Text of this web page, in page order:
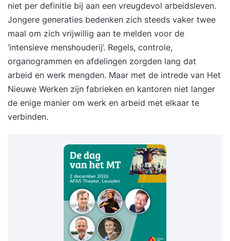
niet per definitie bij aan een vreugdevol arbeidsleven.
Jongere generaties bedenken zich steeds vaker twee
maal om zich vrijwillig aan te melden voor de
‘intensieve menshouderij’. Regels, controle,
organogrammen en afdelingen zorgden lang dat
arbeid en werk mengden. Maar met de intrede van Het
Nieuwe Werken zijn fabrieken en kantoren niet langer
de enige manier om werk en arbeid met elkaar te
verbinden.